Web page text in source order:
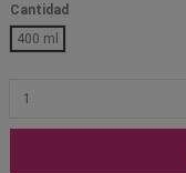
Cantidad
400 ml